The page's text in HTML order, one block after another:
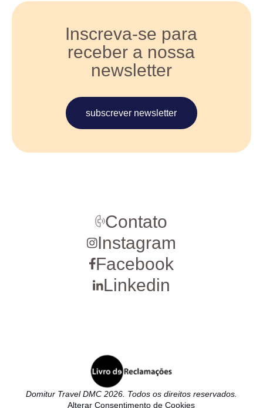
Inscreva-se para
receber a nossa
newsletter
subscrever newsletter
Contato
Instagram
Facebook
Linkedin
Domitur Travel DMC 2026. Todos os direitos reservados.
Alterar Consentimento de Cookies